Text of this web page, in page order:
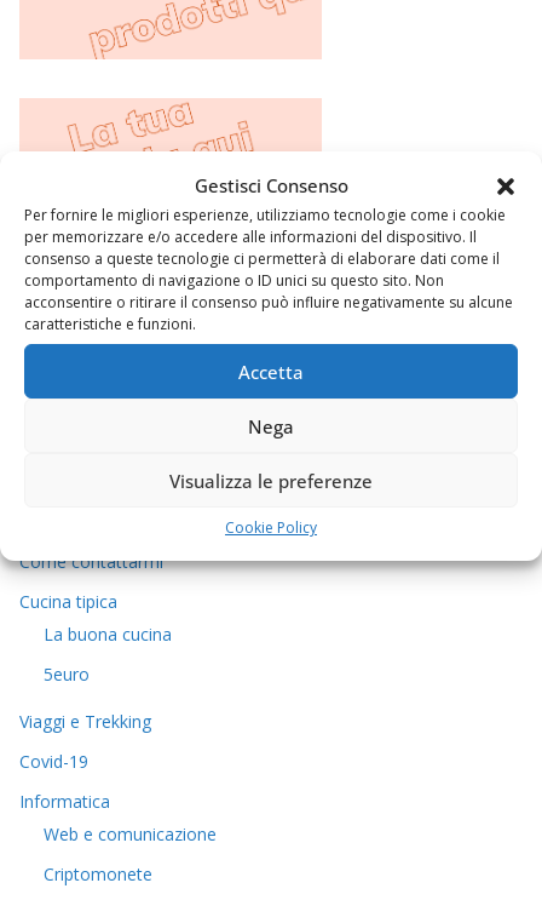
Gestisci Consenso
Per fornire le migliori esperienze, utilizziamo tecnologie come i cookie
per memorizzare e/o accedere alle informazioni del dispositivo. Il
consenso a queste tecnologie ci permetterà di elaborare dati come il
comportamento di navigazione o ID unici su questo sito. Non
acconsentire o ritirare il consenso può influire negativamente su alcune
caratteristiche e funzioni.
Accetta
Nega
Visualizza le preferenze
Cookie Policy
Come contattarmi
Cucina tipica
La buona cucina
5euro
Viaggi e Trekking
Covid-19
Informatica
Web e comunicazione
Criptomonete